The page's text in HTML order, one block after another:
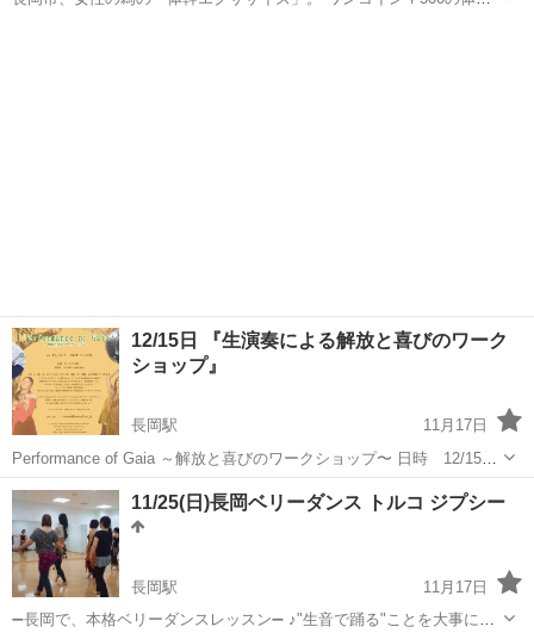
12/15日 『生演奏による解放と喜びのワーク
ショップ』
長岡駅
11月17日
Performance of Gaia ～解放と喜びのワークショップ〜 日時 12/15
土 13:00〜14:20 会場 参加費 ￥3,000（※別途 会場代頭割 ひとり
￥500〜¥700） <空、土...
新潟 長岡市 長岡駅 ベリーダンス Satoko
11/25(日)長岡ベリーダンス トルコ ジプシー
長岡駅
11月17日
➖長岡で、本格ベリーダンスレッスン➖ ♪"生音で踊る"ことを大事にし